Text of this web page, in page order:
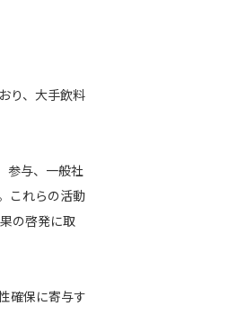
り、大手飲料
参与、一般社
これらの活動
の啓発に取
確保に寄与す